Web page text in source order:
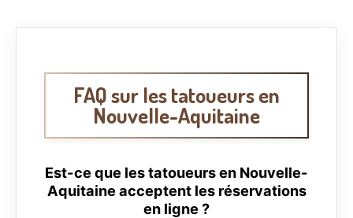
FAQ sur les tatoueurs en
Nouvelle-Aquitaine
Est-ce que les tatoueurs en Nouvelle-
Aquitaine acceptent les réservations
en ligne ?